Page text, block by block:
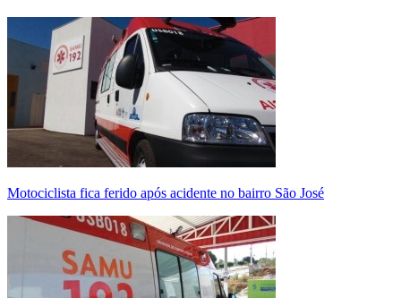
Motociclista fica ferido após acidente no bairro São José